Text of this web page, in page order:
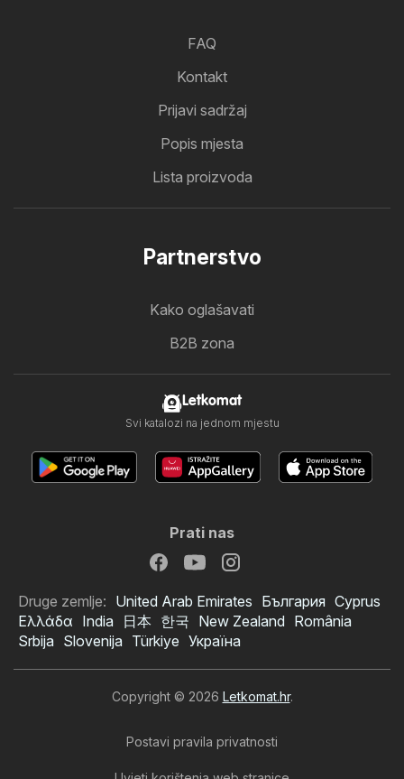
FAQ
Kontakt
Prijavi sadržaj
Popis mjesta
Lista proizvoda
Partnerstvo
Kako oglašavati
B2B zona
Letkomat
Svi katalozi na jednom mjestu
Prati nas
Druge zemlje: United Arab Emirates България Cyprus
Ελλάδα India 日本 한국 New Zealand România
Srbija Slovenija Türkiye Україна
Copyright © 2026 Letkomat.hr.
Postavi pravila privatnosti